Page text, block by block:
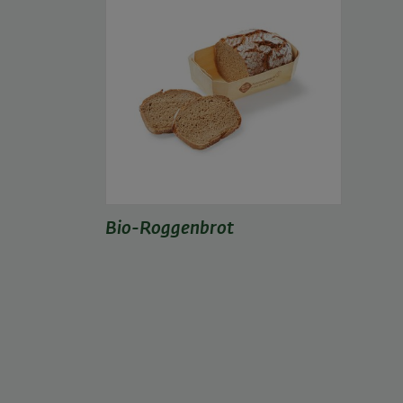
Bio-Roggenbrot